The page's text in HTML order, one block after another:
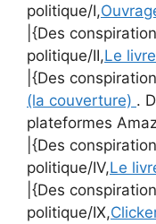
politique/I,
|{Des
politique/II,Le livre
|{Des
(la couverture) .
plateformes
|{Des
politique/IV,Le
|{Des
politique/IX,